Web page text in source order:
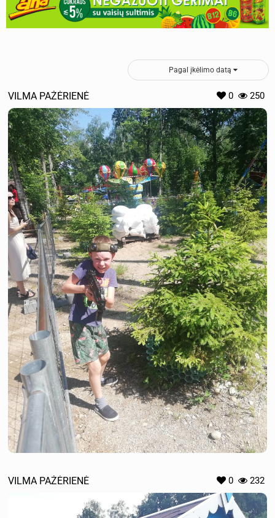
Pagal įkėlimo datą
VILMA PAŽĖRIENĖ 0 250
VILMA PAŽĖRIENĖ 0 232